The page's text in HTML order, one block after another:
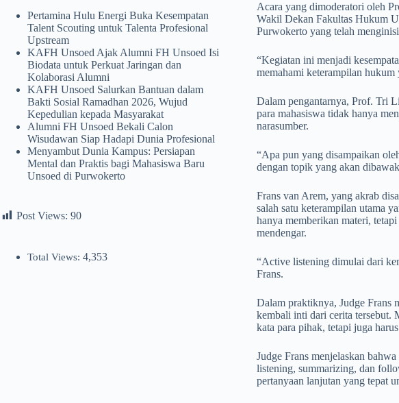
Acara yang dimoderatori oleh
Wakil Dekan Fakultas Hukum
Purwokerto yang telah
“Kegiatan ini menjadi
memahami keterampilan
Dalam pengantarnya, Prof. Tri
para mahasiswa tidak hanya
narasumber.
“Apa pun yang disampaikan
dengan topik yang akan
Frans van Arem, yang akrab
salah satu keterampilan utama
hanya memberikan materi,
mendengar.
“Active listening dimulai dari
Frans.
Dalam praktiknya, Judge Frans
kembali inti dari cerita tersebut.
kata para pihak, tetapi juga
Judge Frans menjelaskan
listening, summarizing, dan
pertanyaan lanjutan yang tepat
Pertamina Hulu Energi Buka Kesempatan
Talent Scouting untuk Talenta Profesional
Upstream
KAFH Unsoed Ajak Alumni FH Unsoed Isi
Biodata untuk Perkuat Jaringan dan
Kolaborasi Alumni
KAFH Unsoed Salurkan Bantuan dalam
Bakti Sosial Ramadhan 2026, Wujud
Kepedulian kepada Masyarakat
Alumni FH Unsoed Bekali Calon
Wisudawan Siap Hadapi Dunia Profesional
Menyambut Dunia Kampus: Persiapan
Mental dan Praktis bagi Mahasiswa Baru
Unsoed di Purwokerto
Post Views: 90
Total Views: 4,353